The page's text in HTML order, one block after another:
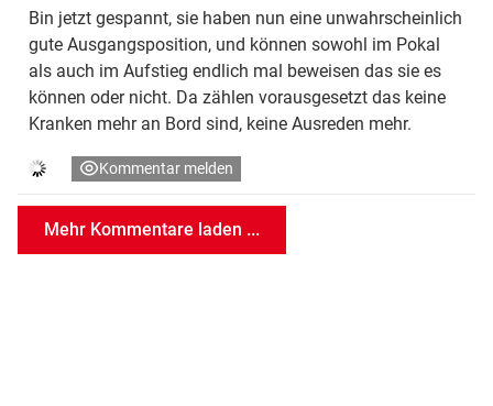
Bin jetzt gespannt, sie haben nun eine unwahrscheinlich
gute Ausgangsposition, und können sowohl im Pokal
als auch im Aufstieg endlich mal beweisen das sie es
können oder nicht. Da zählen vorausgesetzt das keine
Kranken mehr an Bord sind, keine Ausreden mehr.
Kommentar melden
Mehr Kommentare laden ...